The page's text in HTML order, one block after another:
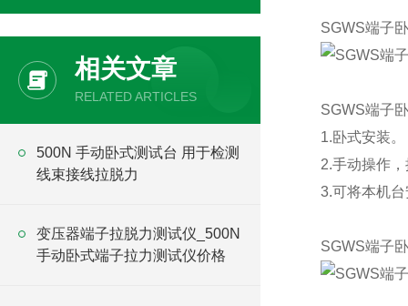
相关文章
RELATED ARTICLES
500N 手动卧式测试台 用于检测
线束接线拉脱力
变压器端子拉脱力测试仪_500N
手动卧式端子拉力测试仪价格
SGWS端子
SGWS端子
1.卧式安装。
2.手动操作
3.可将本机
SGWS端子